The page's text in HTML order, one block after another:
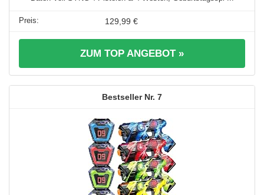
129,99 €
ZUM TOP ANGEBOT »
7